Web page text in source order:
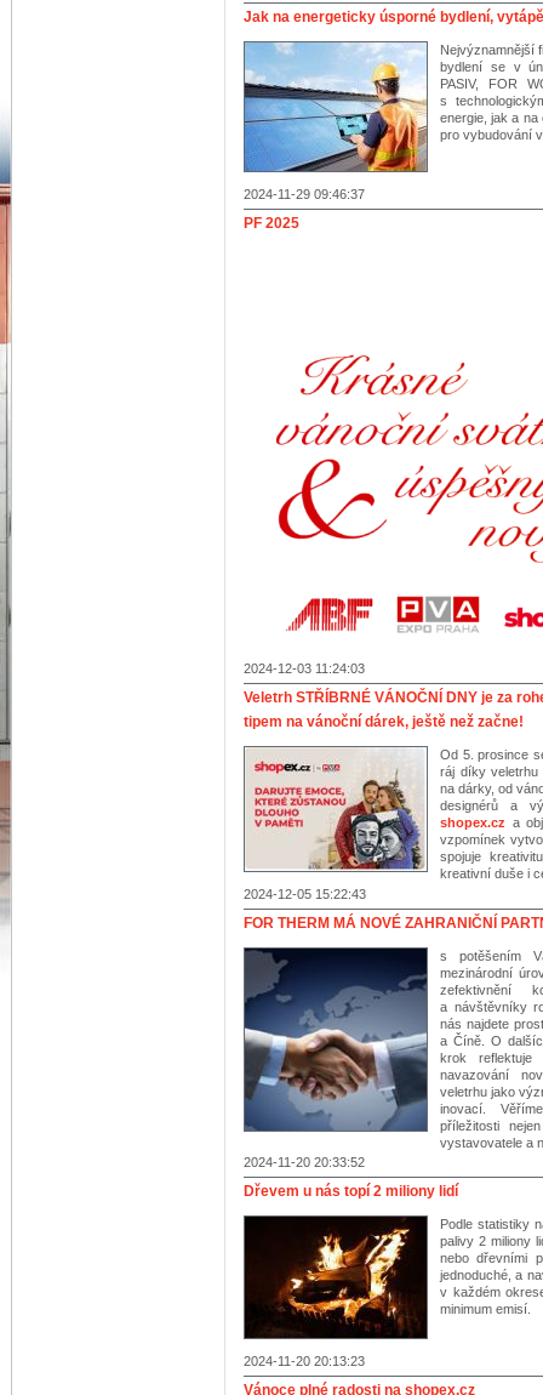
Jak na energeticky úsporné bydlení,
Nejvýznamnější
bydlení se v
PASIV, FOR
s
energie, jak a
pro vybudování
2024-11-29 09:46:37
PF 2025
2024-12-03 11:24:03
Veletrh STŘÍBRNÉ VÁNOČNÍ DNY je za
tipem na vánoční dárek, ještě než začne!
Od 5. prosince
ráj díky veletrhu
na dárky, od
designérů a
shopex.cz a
vzpomínek
spojuje
kreativní duše i
2024-12-05 15:22:43
FOR THERM MÁ NOVÉ ZAHRANIČNÍ
s potěšením
mezinárodní
zefektivnění
a návštěvníky
nás najdete
a Číně. O
krok reflektuje
navazování
veletrhu jako
inovací.
příležitosti
vystavovatele a
2024-11-20 20:33:52
Dřevem u nás topí 2 miliony lidí
Podle statistiky
palivy 2 miliony
nebo dřevními
jednoduché, a
v každém
minimum emisí.
2024-11-20 20:13:23
Vánoce plné radosti na shopex.cz